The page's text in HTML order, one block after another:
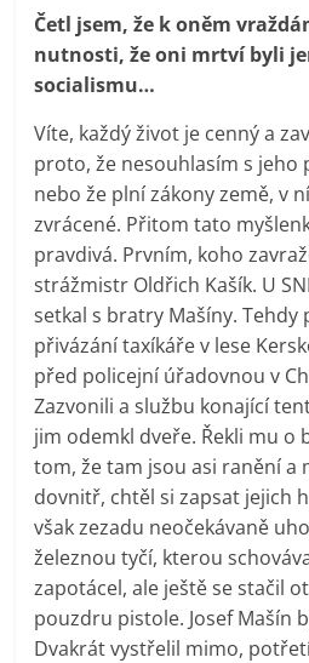
Četl jsem, že k oněm
nutnosti, že oni mrtví byli
socialismu…
Víte, každý život je cenný a
proto, že nesouhlasím s jeho
nebo že plní zákony země, v
zvrácené. Přitom tato
pravdivá. Prvním, koho
strážmistr Oldřich Kašík. U
setkal s bratry Mašíny. Tehdy
přivázání taxíkáře v lese
před policejní úřadovnou v
Zazvonili a službu konající
jim odemkl dveře. Řekli mu o
tom, že tam jsou asi ranění a
dovnitř, chtěl si zapsat jejich
však zezadu neočekávaně
železnou tyčí, kterou
zapotácel, ale ještě se stačil
pouzdru pistole. Josef Mašín
Dvakrát vystřelil mimo,